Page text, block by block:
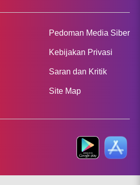
Pedoman Media Siber
Kebijakan Privasi
Saran dan Kritik
Site Map